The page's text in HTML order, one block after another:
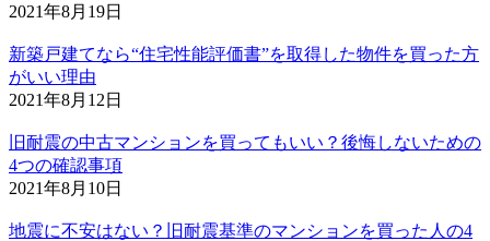
2021年8月19日
新築戸建てなら“住宅性能評価書”を取得した物件を買った方
がいい理由
2021年8月12日
旧耐震の中古マンションを買ってもいい？後悔しないための
4つの確認事項
2021年8月10日
地震に不安はない？旧耐震基準のマンションを買った人の4